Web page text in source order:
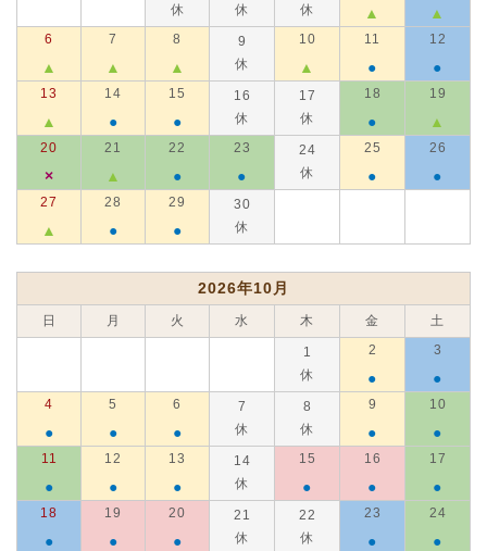
休
休
休
▲ ▲
6
▲
7
▲
8
▲
9
休
10
▲
11
●
12
●
13
▲
14
●
15
●
16
休
17
休
18
●
19
▲
20
×
21
▲
22
●
23
●
24
休
25
●
26
●
27
▲
28
●
29
●
30
休
2026年10月
日 月 火 水 木 金 土
1
休
2
●
3
●
4
●
5
●
6
●
7
休
8
休
9
●
10
●
11
●
12
●
13
●
14
休
15
●
16
●
17
●
18
●
19
●
20
●
21
休
22
休
23
●
24
●